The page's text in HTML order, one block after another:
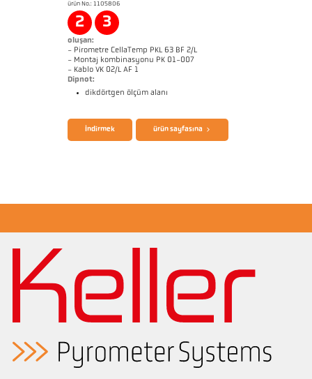
ürün No.: 1105806
2 3
oluşan:
- Pirometre CellaTemp PKL 63 BF 2/L
- Montaj kombinasyonu PK 01-007
- Kablo VK 02/L AF 1
Dipnot:
dikdörtgen ölçüm alanı
broşür CellaTemp PK PKF PKL
Başvururapor CellaWire
İndirmek ürün sayfasına